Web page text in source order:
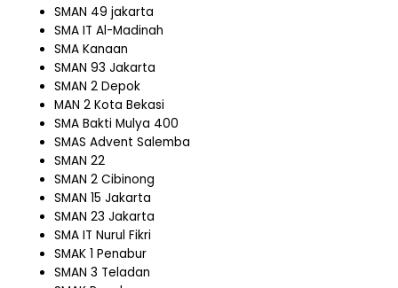
SMAN 49 jakarta
SMA IT Al-Madinah
SMA Kanaan
SMAN 93 Jakarta
SMAN 2 Depok
MAN 2 Kota Bekasi
SMA Bakti Mulya 400
SMAS Advent Salemba
SMAN 22
SMAN 2 Cibinong
SMAN 15 Jakarta
SMAN 23 Jakarta
SMA IT Nurul Fikri
SMAK 1 Penabur
SMAN 3 Teladan